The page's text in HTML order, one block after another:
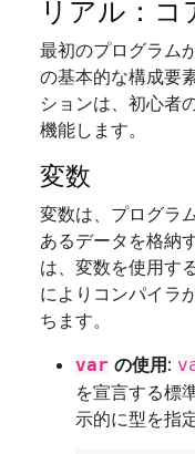
リアル：コ
最初のプログラム
の基本的な構成要
ションは、初心者
機能します。
変数
変数は、プログラ
あるデータを格納
は、変数を使用す
によりコンパイラ
ちます。
var の使用 :
を宣言する標
示的に型を指